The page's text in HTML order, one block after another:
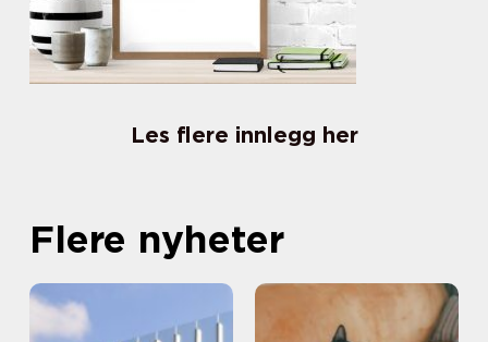
Les flere innlegg her
Flere nyheter